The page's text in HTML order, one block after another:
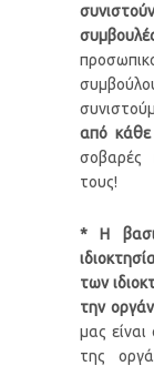
από κάθε
σοβαρές
τους!
* Η
των
την
μας
της